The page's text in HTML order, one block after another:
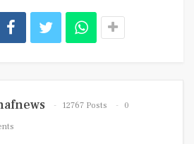
12767 Posts
0